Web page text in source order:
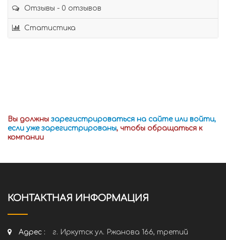
Отзывы - 0 отзывов
Статистика
Вы должны зарегистрироваться на сайте или войти,
если уже зарегистрированы, чтобы обращаться к
компании
КОНТАКТНАЯ ИНФОРМАЦИЯ
Адрес :
г. Иркутск ул. Ржанова 166, третий